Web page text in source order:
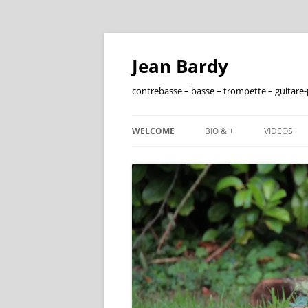
Jean Bardy
contrebasse – basse – trompette –
WELCOME BIO & +
ENGLISH
DISCOGRAPHIE
FILMOGRAPHIE
VIDEOS